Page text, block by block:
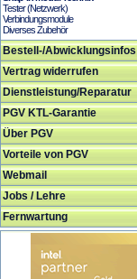
Tester (Netzwerk)
Verbindungsmodule
Diverses Zubehör
Bestell-/Abwicklungsinfos
Vertrag widerrufen
Dienstleistung/Reparatur
PGV KTL-Garantie
Über PGV
Vorteile von PGV
Webmail
Jobs / Lehre
Fernwartung